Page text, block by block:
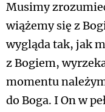
Musimy
wiążemy się z
wygląda tak, jak
z Bogiem,
momentu
do Boga. I On w